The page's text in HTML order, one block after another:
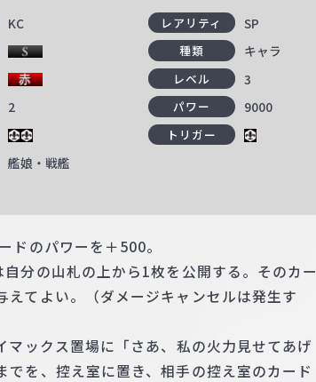
KC レアリティ SP
種類 キャラ
レベル 3
2 パワー 9000
トリガー
艦娘・戦艦
ドのパワーを＋500。
分の山札の上から1枚を公開する。そのカー
てよい。（ダメージキャンセルは発生す
マックス置場に「さあ、私の火力見せてあげ
を、控え室に置き、相手の控え室のカード